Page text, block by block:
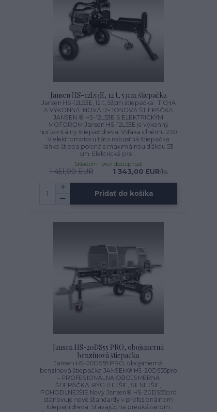
Jansen HS-12L53E, 12 t, 53cm štiepačka
Jansen HS-12L53E, 12 t, 53cm štiepačka TICHÁ
A VÝKONNÁ: NOVÁ 12-TONOVÁ ŠTIEPAČKA
JANSEN ® HS-12L53E S ELEKTRICKÝM
MOTOROM Jansen HS-12L53E je výkonný
horizontálny štiepač dreva. Vďaka silnému 230
V elektromotoru táto robustná štiepačka
ľahko štiepa polená s maximálnou dĺžkou 53
cm. Elektrická pre...
1 451,00 EUR 1 343,00 EUR/ks
Skladom - over dostupnosť
Pridať do košíka
Jansen HS-20DS55 PRO, obojsmerná
benzínová štiepačka
Jansen HS-20DS55 PRO, obojsmerná
benzínová štiepačka JANSEN® HS-20DS55pro
– PROFESIONÁLNA OBOJSMERNÁ
ŠTIEPAČKA. RÝCHLEJŠIE, SILNEJŠIE,
POHODLNEJŠIE.Nový Jansen® HS-20DS55pro
stanovuje nové štandardy v profesionálnom
štiepaní dreva. Stavajúc na preukázanom